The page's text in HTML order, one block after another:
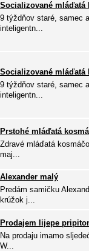
Socializované
9 týždňov staré, samec
inteligentn...
Socializované
9 týždňov staré, samec
inteligentn...
Prstohé mláďatá
Zdravé mláďatá
maj...
Alexander malý
Predám samičku
krúžok j...
Prodajem lijepe
Na prodaju imamo
W...